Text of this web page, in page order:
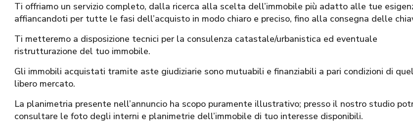
Ti offriamo un servizio completo, dalla ricerca alla scelta dell’immobile più adatto alle tue
affiancandoti per tutte le fasi dell’acquisto in modo chiaro e preciso, fino alla consegna delle
Ti metteremo a disposizione tecnici per la consulenza catastale/urbanistica ed eventuale
ristrutturazione del tuo immobile.
Gli immobili acquistati tramite aste giudiziarie sono mutuabili e finanziabili a pari condizioni di
libero mercato.
La planimetria presente nell’annuncio ha scopo puramente illustrativo; presso il nostro studio
consultare le foto degli interni e planimetrie dell’immobile di tuo interesse disponibili.